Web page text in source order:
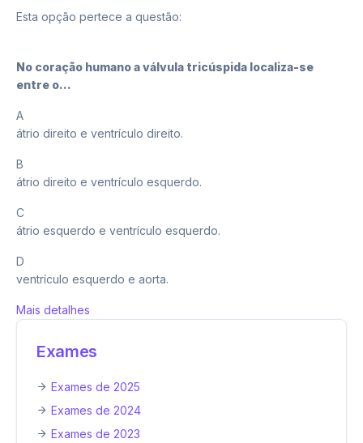
Esta opção pertece a questão:
No coração humano a válvula tricúspida localiza-se
entre o...
A
átrio direito e ventrículo direito.
B
átrio direito e ventrículo esquerdo.
C
átrio esquerdo e ventrículo esquerdo.
D
ventrículo esquerdo e aorta.
Mais detalhes
Exames
Exames de 2025
Exames de 2024
Exames de 2023